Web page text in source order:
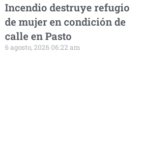
Incendio destruye refugio
de mujer en condición de
calle en Pasto
6 agosto, 2026 06:22 am